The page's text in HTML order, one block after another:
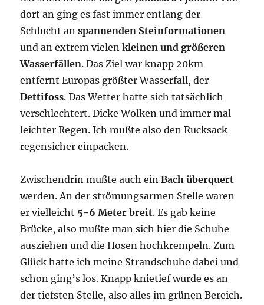
dort an ging es fast immer entlang der
Schlucht anspannenden Steinformationen
und an extrem vielenkleinen und größeren
Wasserfällen. Das Ziel war knapp 20km
entfernt Europas größter Wasserfall, der
Dettifoss. Das Wetter hatte sich tatsächlich
verschlechtert. Dicke Wolken und immer mal
leichter Regen. Ich mußte also den Rucksack
regensicher einpacken.
Zwischendrin mußte auch einBach überquert
werden. An der strömungsarmen Stelle waren
er vielleicht 5-6 Meter breit. Es gab keine
Brücke, also mußte man sich hier die Schuhe
ausziehen und die Hosen hochkrempeln. Zum
Glück hatte ich meine Strandschuhe dabei und
schon ging’s los. Knapp knietief wurde es an
der tiefsten Stelle, also alles im grünen Bereich.